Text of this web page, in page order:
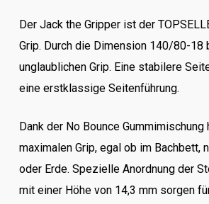
Der Jack the Gripper ist der
Grip. Durch die Dimension 140/80-18
unglaublichen Grip. Eine stabilere
eine erstklassige Seitenführung.
Dank der No Bounce Gummimischung
maximalen Grip, egal ob im Bachbett,
oder Erde. Spezielle Anordnung der
mit einer Höhe von 14,3 mm sorgen